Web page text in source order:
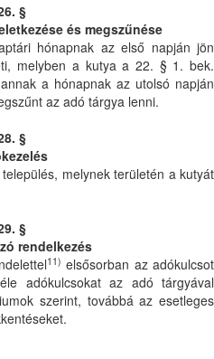
§
és megszűnése
hónapnak az első napján jön
melyben a kutya a 22. § 1. bek.
a hónapnak az utolsó napján
az adó tárgya lenni.
§
melynek területén a kutyát
§
rendelkezés
11) elsősorban az adókulcsot
adókulcsokat az adó tárgyával
szerint, továbbá az esetleges